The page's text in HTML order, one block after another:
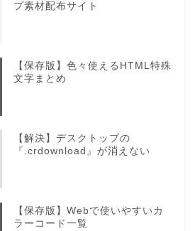
プ素材配布サイト
【保存版】色々使えるHTML特殊
文字まとめ
【解決】デスクトップの
『.crdownload』が消えない
【保存版】Webで使いやすいカ
ラーコード一覧